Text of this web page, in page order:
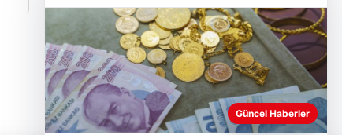
Güncel Haberler